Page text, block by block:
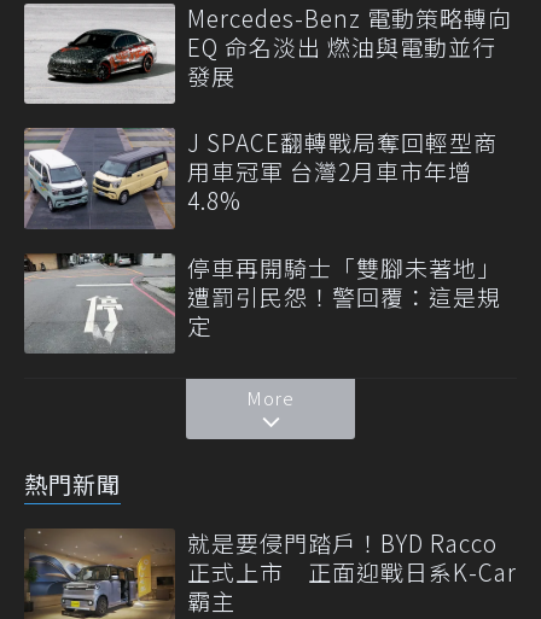
Mercedes-Benz 電動策略轉向
EQ 命名淡出 燃油與電動並行
發展
J SPACE翻轉戰局奪回輕型商
用車冠軍 台灣2月車市年增
4.8%
停車再開騎士「雙腳未著地」
遭罰引民怨！警回覆：這是規
定
More
熱門新聞
就是要侵門踏戶！BYD Racco
正式上市 正面迎戰日系K-Car
霸主